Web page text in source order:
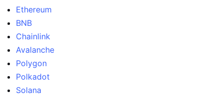
Ethereum
BNB
Chainlink
Avalanche
Polygon
Polkadot
Solana